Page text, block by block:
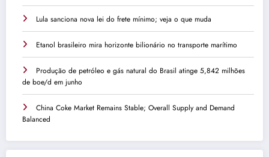
Lula sanciona nova lei do frete mínimo; veja o que muda
Etanol brasileiro mira horizonte bilionário no transporte marítimo
Produção de petróleo e gás natural do Brasil atinge 5,842 milhões
de boe/d em junho
China Coke Market Remains Stable; Overall Supply and Demand
Balanced